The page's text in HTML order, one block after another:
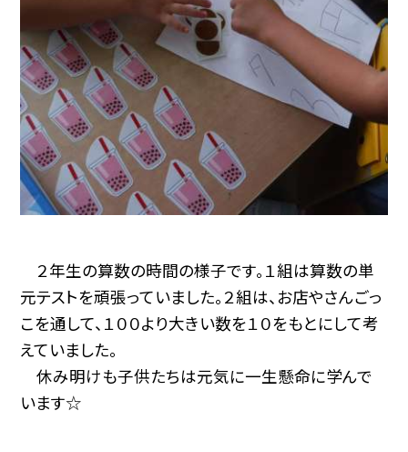
２年生の算数の時間の様子です。１組は算数の単
元テストを頑張っていました。２組は、お店やさんごっ
こを通して、１００より大きい数を１０をもとにして考
えていました。
休み明けも子供たちは元気に一生懸命に学んで
います☆